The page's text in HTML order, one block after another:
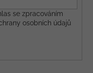
se zpracováním
osobních údajů